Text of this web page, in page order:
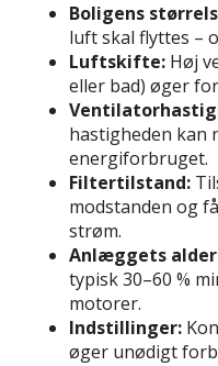
Boligens
luft skal flyttes –
Luftskifte: Høj
eller bad) øger
hastigheden kan
energiforbruget.
Filtertilstand:
modstanden og
strøm.
Anlæggets
typisk 30–60 %
motorer.
Indstillinger:
øger unødigt